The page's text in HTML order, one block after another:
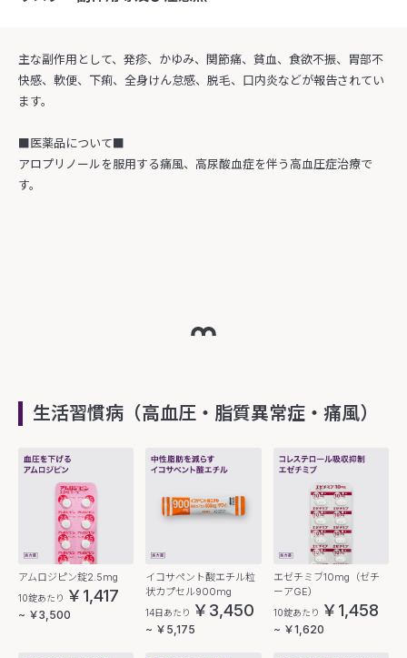
主な副作用として、発疹、かゆみ、関節痛、貧血、食欲不振、胃部不
快感、軟便、下痢、全身けん怠感、脱毛、口内炎などが報告されてい
ます。
■医薬品について■
アロプリノールを服用する痛風、高尿酸血症を伴う高血圧症治療で
す。
生活習慣病（高血圧・脂質異常症・痛風）
アムロジピン錠2.5mg
10錠あたり ￥1,417
~ ￥3,500
イコサペント酸エチル粒
状カプセル900mg
14日あたり ￥3,450
~ ￥5,175
エゼチミブ10mg（ゼチ
ーアGE）
10錠あたり ￥1,458
~ ￥1,620